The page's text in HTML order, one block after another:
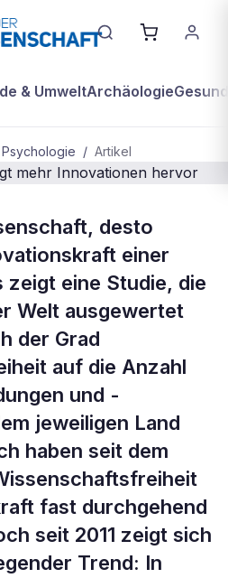
& UmweltArchäologie
/ Artikel
& PSYCHOLOGIE
bringt mehr
desto
einer
zeigt eine Studie, die
Welt ausgewertet
der Grad
auf die Anzahl
und -
jeweiligen Land
haben seit dem
fast durchgehend
seit 2011 zeigt sich
Trend: In